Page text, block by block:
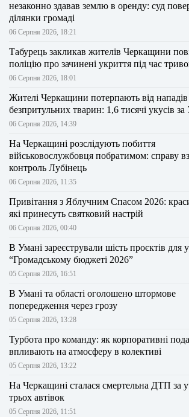
незаконно здавав землю в оренду: суд
ділянки громаді
06 Серпня 2026, 18:21
Табурець закликав жителів Черкащини
поліцію про зачинені укриття під час
06 Серпня 2026, 18:01
Жителі Черкащини потерпають від нападів
безпритульних тварин: 1,6 тисячі укусів за
06 Серпня 2026, 14:39
На Черкащині розслідують побиття
військовослужбовця побратимом: справу
контроль Лубінець
06 Серпня 2026, 11:35
Привітання з Яблучним Спасом 2026:
які принесуть святковий настрій
06 Серпня 2026, 00:40
В Умані зареєстрували шість проєктів для
“Громадському бюджеті 2026”
05 Серпня 2026, 16:51
В Умані та області оголошено штормове
попередження через грозу
05 Серпня 2026, 13:28
Турбота про команду: як корпоративні
впливають на атмосферу в колективі
05 Серпня 2026, 13:22
На Черкащині сталася смертельна ДТП за
трьох автівок
05 Серпня 2026, 11:51